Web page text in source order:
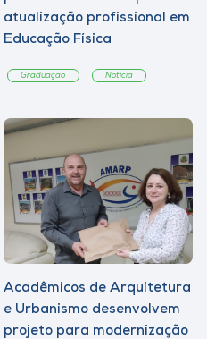
atualização profissional em
Educação Física
Graduação Notícia
Acadêmicos de Arquitetura
e Urbanismo desenvolvem
projeto para modernização